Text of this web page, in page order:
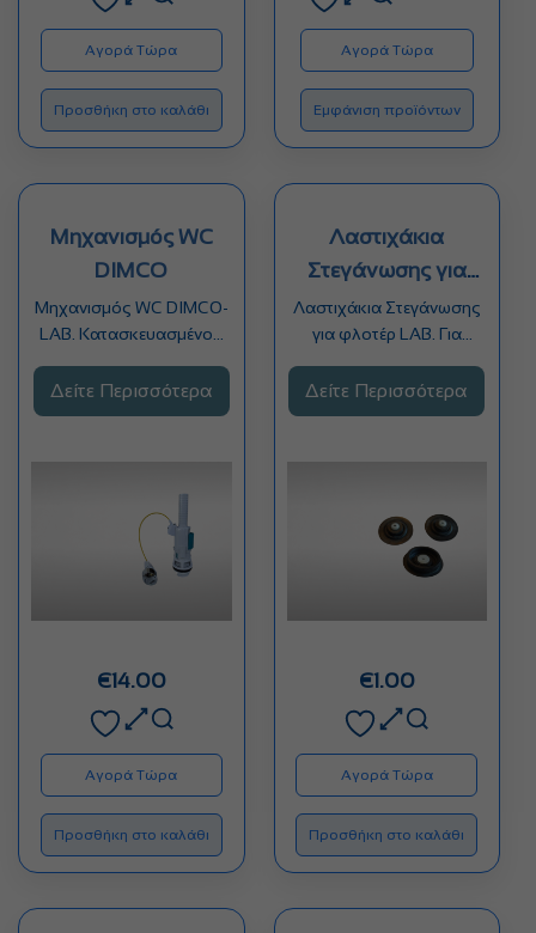
Αγορά Τώρα
Προσθήκη στο καλάθι
Αγορά Τώρα
Εμφάνιση προϊόντων
Μηχανισμός WC
DIMCO
Μηχανισμός WC DIMCO-
LAB. Κατασκευασμένος
για μεγαλύτερη διάρκεια
ζωής. Εξοικονομεί…
Δείτε Περισσότερα
€14.00
Αγορά Τώρα
Προσθήκη στο καλάθι
Λαστιχάκια
Στεγάνωσης για
φλοτέρ LAB
Λαστιχάκια Στεγάνωσης
για φλοτέρ LAB. Για
φλοτέρ
Δείτε Περισσότερα
€1.00
Αγορά Τώρα
Προσθήκη στο καλάθι